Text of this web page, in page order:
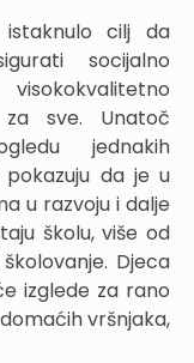
cilj da
socijalno
za sve. Unatoč
jednakih
da je u
u razvoju i dalje
školu, više od
Djeca
izglede za rano
vršnjaka,